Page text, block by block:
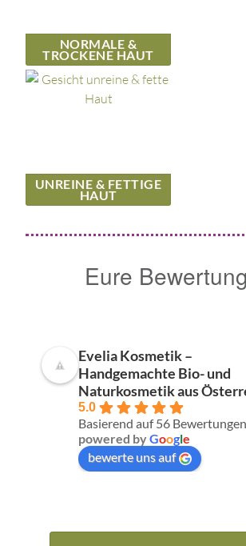
NORMALE &
TROCKENE HAUT
UNREINE & FETTIGE
HAUT
Eure
Evelia Kosmetik –
Handgemachte Bio- und
Naturkosmetik aus
5.0
Basierend auf 56 Bewertungen
powered byGoogle
bewerte uns auf